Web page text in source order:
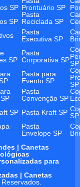
SP Prontuário SP
SP
Pasta
Reciclada SP
Pasta
Executiva SP
SP
Pasta
Corporativa SPSP
Pasta para
Evento SP
SP
Pasta
Convenção SP
SP Pasta Kraft SP SP
Pasta
Envelope SP
| Canetas
para
| Canetas